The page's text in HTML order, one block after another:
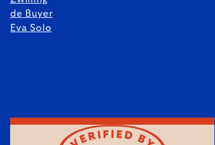
de Buyer
Eva Solo